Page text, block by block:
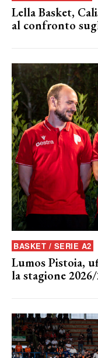
Lella Basket,
al confronto
BASKET / SERIE A2
Lumos Pistoia,
la stagione